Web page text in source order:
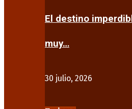
El destino
muy…
30 julio, 2026